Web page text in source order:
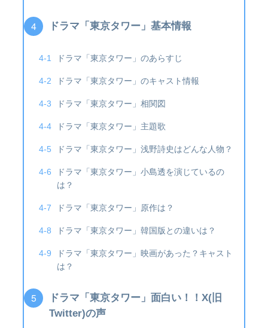
ドラマ「東京タワー」基本情報
ドラマ「東京タワー」のあらすじ
ドラマ「東京タワー」のキャスト情報
ドラマ「東京タワー」相関図
ドラマ「東京タワー」主題歌
ドラマ「東京タワー」浅野詩史はどんな人物？
ドラマ「東京タワー」小島透を演じているの
は？
ドラマ「東京タワー」原作は？
ドラマ「東京タワー」韓国版との違いは？
ドラマ「東京タワー」映画があった？キャスト
は？
ドラマ「東京タワー」面白い！！X(旧
Twitter)の声